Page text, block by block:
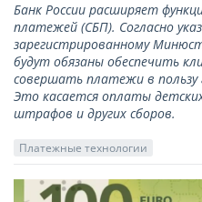
Банк России расширяет
платежей (СБП). Согласно
зарегистрированному
будут обязаны обеспечить
совершать платежи в пользу
Это касается оплаты
штрафов и других сборов.
Платежные технологии